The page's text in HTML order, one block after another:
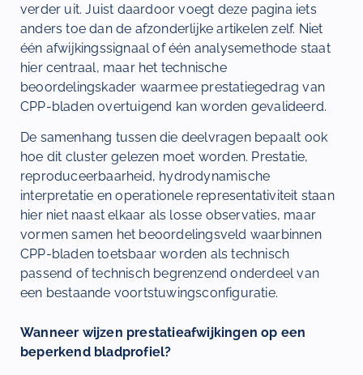
verder uit. Juist daardoor voegt deze pagina iets
anders toe dan de afzonderlijke artikelen zelf. Niet
één afwijkingssignaal of één analysemethode staat
hier centraal, maar het technische
beoordelingskader waarmee prestatiegedrag van
CPP-bladen overtuigend kan worden gevalideerd.
De samenhang tussen die deelvragen bepaalt ook
hoe dit cluster gelezen moet worden. Prestatie,
reproduceerbaarheid, hydrodynamische
interpretatie en operationele representativiteit staan
hier niet naast elkaar als losse observaties, maar
vormen samen het beoordelingsveld waarbinnen
CPP-bladen toetsbaar worden als technisch
passend of technisch begrenzend onderdeel van
een bestaande voortstuwingsconfiguratie.
Wanneer wijzen prestatieafwijkingen op een
beperkend bladprofiel?